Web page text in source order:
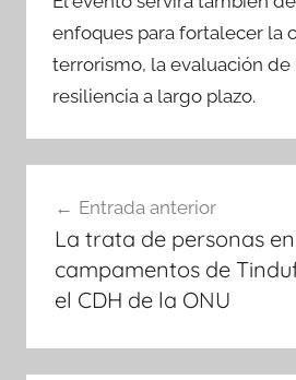
enfoques para fortalecer la
terrorismo, la evaluación
resiliencia a largo plazo.
de
entradas
Entrada anterior
La trata de personas
campamentos de
el CDH de la ONU